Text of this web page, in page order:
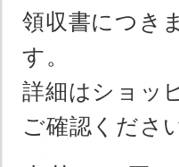
領収書につき
す。
詳細はショッ
ご確認くださ